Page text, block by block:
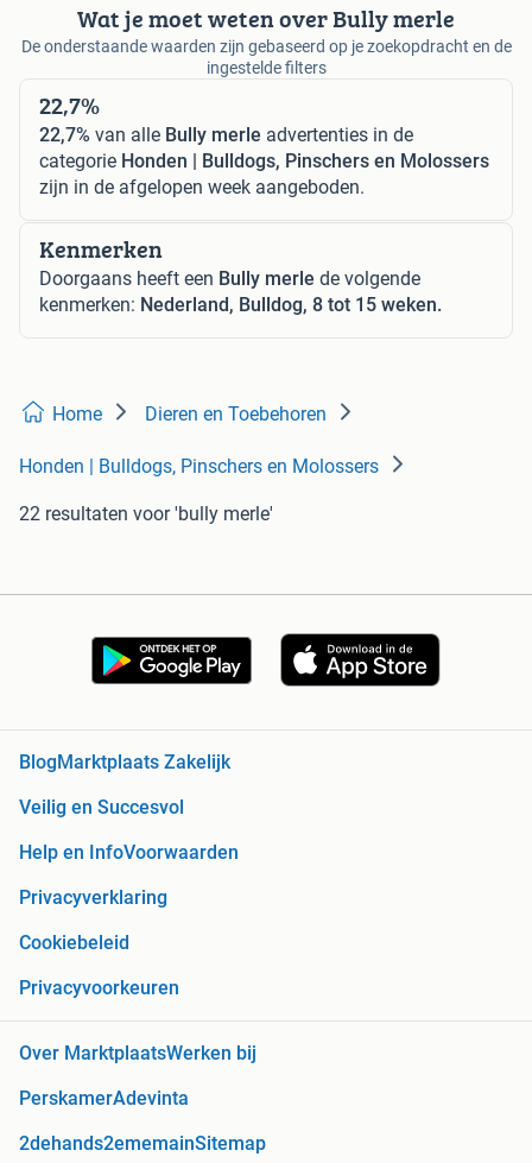
Wat je moet weten over Bully merle
De onderstaande waarden zijn gebaseerd op je zoekopdracht en de
ingestelde filters
22,7%
22,7% van alle Bully merle advertenties in de
categorie Honden | Bulldogs, Pinschers en Molossers
zijn in de afgelopen week aangeboden.
Kenmerken
Doorgaans heeft een Bully merle de volgende
kenmerken: Nederland, Bulldog, 8 tot 15 weken.
Home Dieren en Toebehoren
Honden | Bulldogs, Pinschers en Molossers
22 resultaten voor 'bully merle'
BlogMarktplaats Zakelijk
Veilig en Succesvol
Help en InfoVoorwaarden
Privacyverklaring
Cookiebeleid
Privacyvoorkeuren
Over MarktplaatsWerken bij
PerskamerAdevinta
2dehands2ememainSitemap